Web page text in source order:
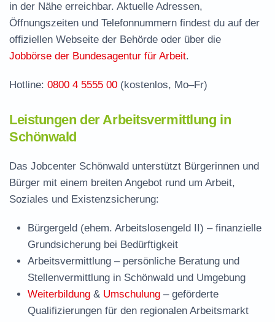
zuständige Stelle
Stellenangebote und Jobbörse in Schönwald
Häufige Fragen rund ums Jobcenter
in der Nähe erreichbar. Aktuelle Adressen,
Öffnungszeiten und Telefonnummern findest du auf der
offiziellen Webseite der Behörde oder über die
Jobbörse der Bundesagentur für Arbeit.
Hotline: 0800 4 5555 00 (kostenlos, Mo–Fr)
Leistungen der Arbeitsvermittlung in
Schönwald
Das Jobcenter Schönwald unterstützt Bürgerinnen und
Bürger mit einem breiten Angebot rund um Arbeit,
Soziales und Existenzsicherung:
Bürgergeld (ehem. Arbeitslosengeld II) – finanzielle
Grundsicherung bei Bedürftigkeit
Arbeitsvermittlung – persönliche Beratung und
Stellenvermittlung in Schönwald und Umgebung
Weiterbildung & Umschulung – geförderte
Qualifizierungen für den regionalen Arbeitsmarkt